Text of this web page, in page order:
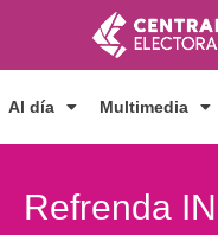
contenido
Al día Multimedia
Refrenda